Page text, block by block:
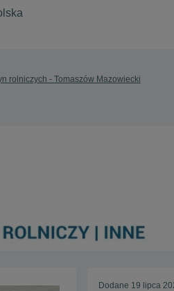
rolniczych - Tomaszów Mazowiecki
Dodane 19 lipca